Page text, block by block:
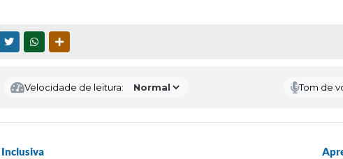
TWITTERWHATSAPP
Velocidade de leitura: Tom de
Inclusiva